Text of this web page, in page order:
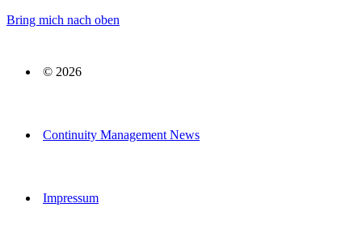
Bring mich nach oben
© 2026
Continuity Management News
Impressum